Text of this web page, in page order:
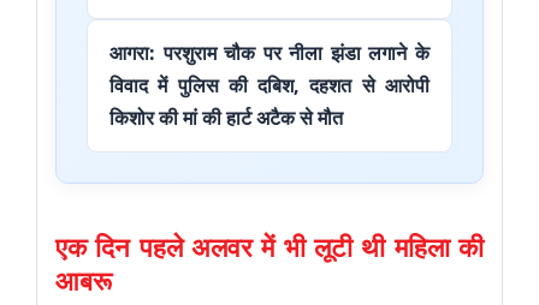
आगरा: परशुराम चौक पर नीला झंडा लगाने के
विवाद में पुलिस की दबिश, दहशत से आरोपी
किशोर की मां की हार्ट अटैक से मौत
एक दिन पहले अलवर में भी लूटी थी महिला की
आबरू